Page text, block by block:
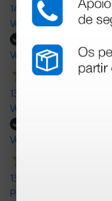
14 Jul 2026
Very Good!
Verified buyer
13 Jul 2026
Very good
Verified buyer
13 Jul 2026
Perfeito ,fácil de